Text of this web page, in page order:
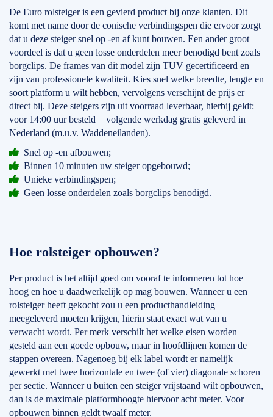
De Euro rolsteigeris een gevierd product bij onze klanten. Dit
komt met name door de conische verbindingspen die ervoor zorgt
dat u deze steiger snel op -en af kunt bouwen. Een ander groot
voordeel is dat u geen losse onderdelen meer benodigd bent zoals
borgclips. De frames van dit model zijn TUV gecertificeerd en
zijn van professionele kwaliteit. Kies snel welke breedte, lengte en
soort platform u wilt hebben, vervolgens verschijnt de prijs er
direct bij. Deze steigers zijn uit voorraad leverbaar, hierbij geldt:
voor 14:00 uur besteld = volgende werkdag gratis geleverd in
Nederland (m.u.v. Waddeneilanden).
Snel op -en afbouwen;
Binnen 10 minuten uw steiger opgebouwd;
Unieke verbindingspen;
Geen losse onderdelen zoals borgclips benodigd.
Hoe rolsteiger opbouwen?
Per product is het altijd goed om vooraf te informeren tot hoe
hoog en hoe u daadwerkelijk op mag bouwen. Wanneer u een
rolsteiger heeft gekocht zou u een producthandleiding
meegeleverd moeten krijgen, hierin staat exact wat van u
verwacht wordt. Per merk verschilt het welke eisen worden
gesteld aan een goede opbouw, maar in hoofdlijnen komen de
stappen overeen. Nagenoeg bij elk label wordt er namelijk
gewerkt met twee horizontale en twee (of vier) diagonale schoren
per sectie. Wanneer u buiten een steiger vrijstaand wilt opbouwen,
dan is de maximale platformhoogte hiervoor acht meter. Voor
opbouwen binnen geldt twaalf meter.